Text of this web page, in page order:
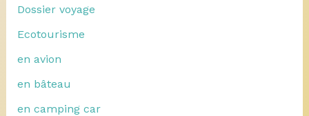
Dossier voyage
Ecotourisme
en avion
en bâteau
en camping car